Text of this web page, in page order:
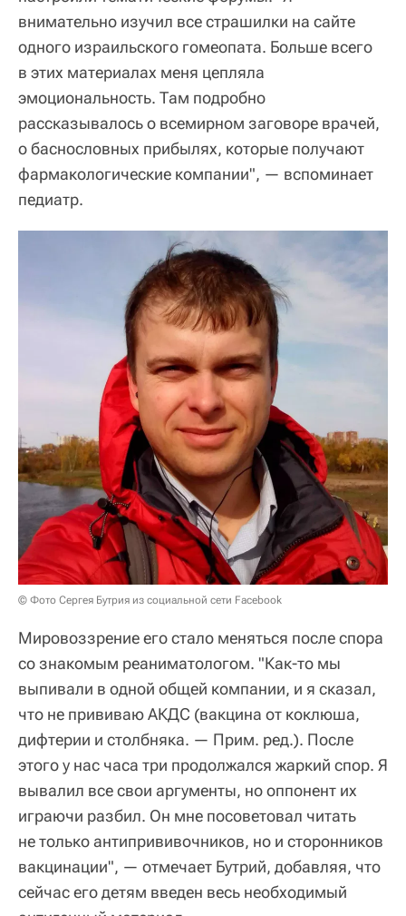
внимательно изучил все страшилки на сайте
одного израильского гомеопата. Больше всего
в этих материалах меня цепляла
эмоциональность. Там подробно
рассказывалось о всемирном заговоре врачей,
о баснословных прибылях, которые получают
фармакологические компании", — вспоминает
педиатр.
© Фото Сергея Бутрия из социальной сети Facebook
Мировоззрение его стало меняться после спора
со знакомым реаниматологом. "Как-то мы
выпивали в одной общей компании, и я сказал,
что не прививаю АКДС (вакцина от коклюша,
дифтерии и столбняка. — Прим. ред.). После
этого у нас часа три продолжался жаркий спор. Я
вывалил все свои аргументы, но оппонент их
играючи разбил. Он мне посоветовал читать
не только антипрививочников, но и сторонников
вакцинации", — отмечает Бутрий, добавляя, что
сейчас его детям введен весь необходимый